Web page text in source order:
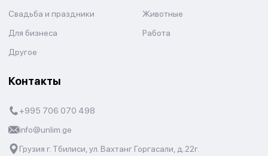
Свадьба и праздники
Животные
Для бизнеса
Работа
Другое
Контакты
+995 706 070 498
info@unlim.ge
Грузия г. Тбилиси, ул. Вахтанг Горгасали, д.22г.